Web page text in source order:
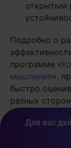
открытым
Подробно о
программе «
мышления»,
быстро
разных
к трудным
Для вас